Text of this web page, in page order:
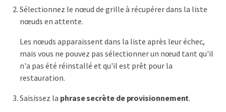
Sélectionnez le nœud de grille à récupérer dans la liste
nœuds en attente.
Les nœuds apparaissent dans la liste après leur échec,
mais vous ne pouvez pas sélectionner un nœud tant qu'il
n'a pas été réinstallé et qu'il est prêt pour la
restauration.
Saisissez la phrase secrète de provisionnement.